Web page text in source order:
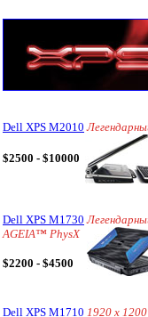
Dell XPS M2010
$2500 - $10000
Dell XPS M1730
AGEIA™ PhysX
$2200 - $4500
Dell XPS M1710 1920 x 1200